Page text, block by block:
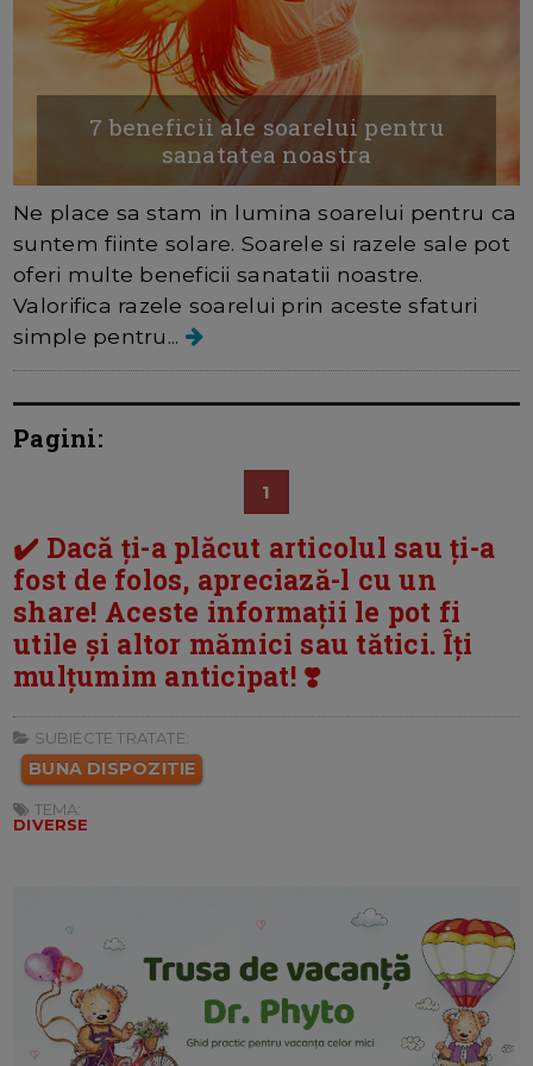
7 beneficii ale soarelui pentru
sanatatea noastra
Ne place sa stam in lumina soarelui pentru ca
suntem fiinte solare. Soarele si razele sale pot
oferi multe beneficii sanatatii noastre.
Valorifica razele soarelui prin aceste sfaturi
simple pentru...
Pagini:
1
✔️ Dacă ți-a plăcut articolul sau ți-a
fost de folos, apreciază-l cu un
share! Aceste informații le pot fi
utile și altor mămici sau tătici. Îți
mulțumim anticipat! ❣️
SUBIECTE TRATATE:
BUNA DISPOZITIE
TEMA:
DIVERSE